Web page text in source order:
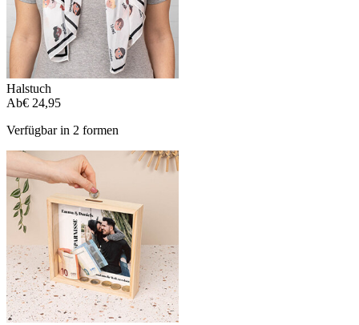
Halstuch
Ab€ 24,95
Verfügbar in 2 formen